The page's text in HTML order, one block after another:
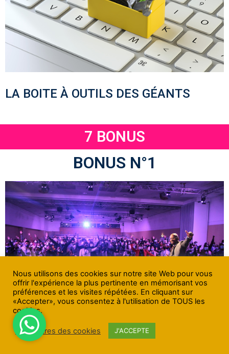
LA BOITE À OUTILS DES GÉANTS
7 BONUS
BONUS N°1
1 Place au Séminaire sur la liberté financière ELF LIVE
Nous utilisons des cookies sur notre site Web pour vous
offrir l'expérience la plus pertinente en mémorisant vos
préférences et les visites répétées. En cliquant sur
«Accepter», vous consentez à l'utilisation de TOUS les
cookies.
Paramètres des cookies J'ACCEPTE